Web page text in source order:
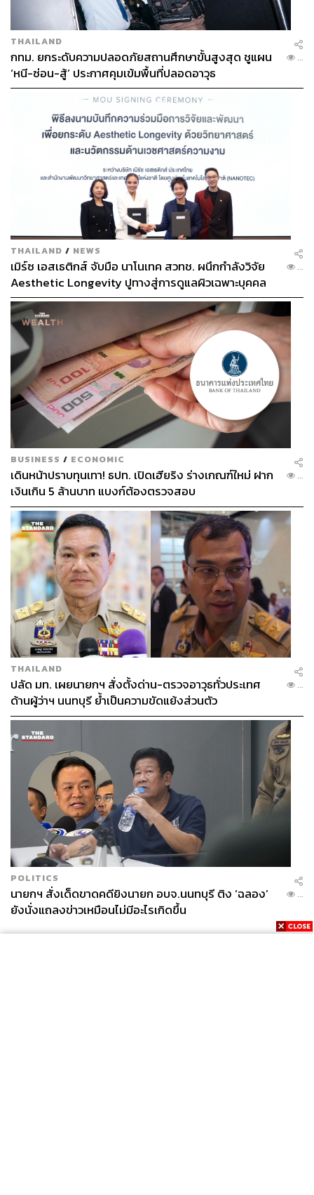
THAILAND
กทม. ยกระดับความปลอดภัยสถานศึกษาขั้นสูงสุด ชูแผน
‘หนี-ซ่อน-สู้’ ประกาศคุมเข้มพื้นที่ปลอดอาวุธ
...
THAILAND / NEWS
เมิร์ซ เอสเธติกส์ จับมือ นาโนเทค สวทช. ผนึกกำลังวิจัย
Aesthetic Longevity ปูทางสู่การดูแลผิวเฉพาะบุคคล
[PR NEWS]
...
BUSINESS / ECONOMIC
เดินหน้าปราบทุนเทา! ธปท. เปิดเฮียริง ร่างเกณฑ์ใหม่ ฝาก
เงินเกิน 5 ล้านบาท แบงก์ต้องตรวจสอบ
...
THAILAND
ปลัด มท. เผยนายกฯ สั่งตั้งด่าน-ตรวจอาวุธทั่วประเทศ
ด้านผู้ว่าฯ นนทบุรี ย้ำเป็นความขัดแย้งส่วนตัว
...
POLITICS
นายกฯ สั่งเด็ดขาดคดียิงนายก อบจ.นนทบุรี ติง ‘ฉลอง’
ยังนั่งแถลงข่าวเหมือนไม่มีอะไรเกิดขึ้น
...